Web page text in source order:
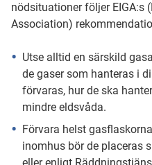
nödsituationer följer EIGA:s
Association)
Utse alltid en särskild
de gaser som hanteras i
förvaras, hur de ska
mindre eldsvåda.
Förvara helst
inomhus bör de placeras